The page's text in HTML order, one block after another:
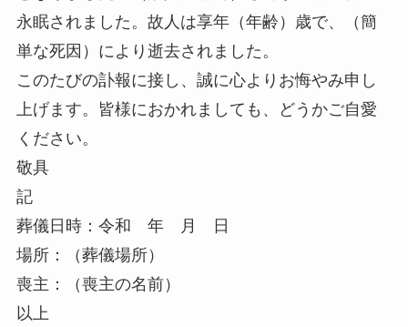
永眠されました。故人は享年（年齢）歳で、（簡
単な死因）により逝去されました。
このたびの訃報に接し、誠に心よりお悔やみ申し
上げます。皆様におかれましても、どうかご自愛
ください。
敬具
記
葬儀日時：令和 年 月 日
場所：（葬儀場所）
喪主：（喪主の名前）
以上